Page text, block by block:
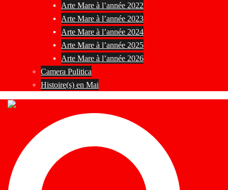
Arte Mare à l’année 2022
Arte Mare à l’année 2023
Arte Mare à l’année 2024
Arte Mare à l’année 2025
Arte Mare à l’année 2026
Camera Pulitica
Histoire(s) en Mai